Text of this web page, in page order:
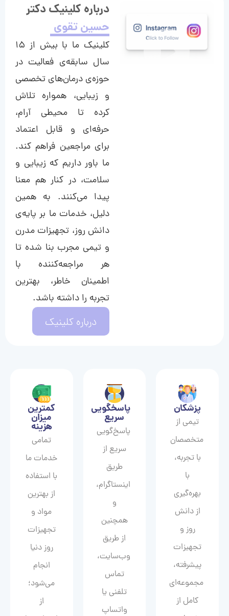
درباره کلینیک دکتر
حسین تقوی
کلینیک ما با بیش از ۱۵
سال سابقه‌ی فعالیت در
حوزه‌ی درمان‌های تخصصی
و زیبایی، همواره تلاش
کرده تا محیطی آرام،
حرفه‌ای و قابل اعتماد
برای مراجعین فراهم کند.
ما باور داریم که زیبایی و
سلامت، در کنار هم معنا
پیدا می‌کنند. به همین
دلیل، خدمات ما بر پایه‌ی
دانش روز، تجهیزات مدرن
و تیمی مجرب بنا شده تا
هر مراجعه‌کننده با
اطمینان خاطر، بهترین
تجربه را داشته باشد.
درباره کلینیک
پزشکان
تیمی از
متخصصان
با تجربه،
با
بهره‌گیری
از دانش
روز و
تجهیزات
پیشرفته،
مجموعه‌ای
کامل از
پاسخگویی
سریع
پاسخ‌گویی
سریع از
طریق
اینستاگرام،
و
همچنین
از طریق
وب‌سایت،
تماس
تلفنی یا
واتساپ
کمترین
میزان
هزینه
تمامی
خدمات ما
با استفاده
از بهترین
مواد و
تجهیزات
روز دنیا
انجام
می‌شود؛
از